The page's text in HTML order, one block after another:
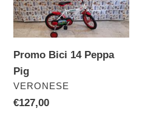
i
o
:
Bici
14
Peppa
Pig
Promo Bici 14 Peppa
Pig
VENDITORE
VERONESE
Prezzo
€127,00